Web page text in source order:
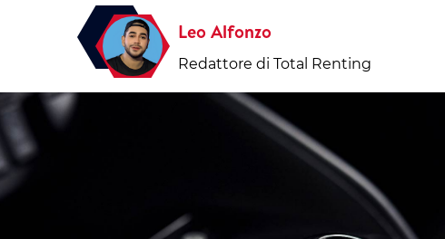
Leo Alfonzo
Redattore di Total Renting